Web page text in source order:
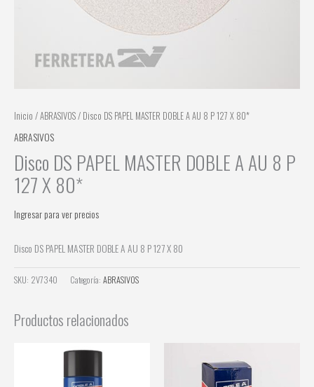
Inicio /ABRASIVOS/ Disco DS PAPEL MASTER DOBLE A AU 8 P 127 X 80*
ABRASIVOS
Disco DS PAPEL MASTER DOBLE A AU 8 P
127 X 80*
Ingresar para ver precios
Disco DS PAPEL MASTER DOBLE A AU 8 P 127 X 80
SKU: 2V7340 Categoría: ABRASIVOS
Productos relacionados